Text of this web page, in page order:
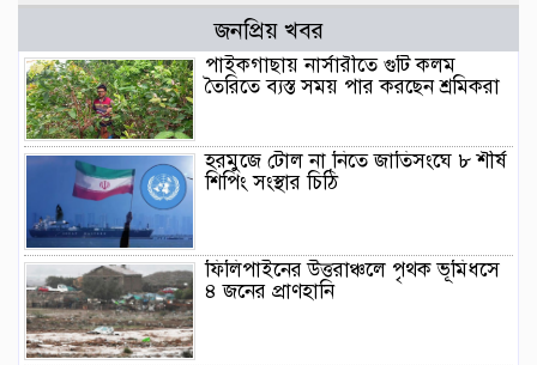
জনপ্রিয় খবর
পাইকগাছায় নার্সারীতে গুটি কলম
তৈরিতে ব্যস্ত সময় পার করছেন শ্রমিকরা
হরমুজে টোল না নিতে জাতিসংঘে ৮ শীর্ষ
শিপিং সংস্থার চিঠি
ফিলিপাইনের উত্তরাঞ্চলে পৃথক ভূমিধসে
৪ জনের প্রাণহানি